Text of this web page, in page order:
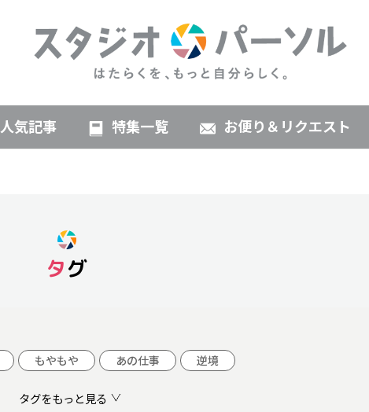
人気記事 特集一覧 お便り＆リクエスト
タグ
もやもや あの仕事 逆境
タグをもっと見る